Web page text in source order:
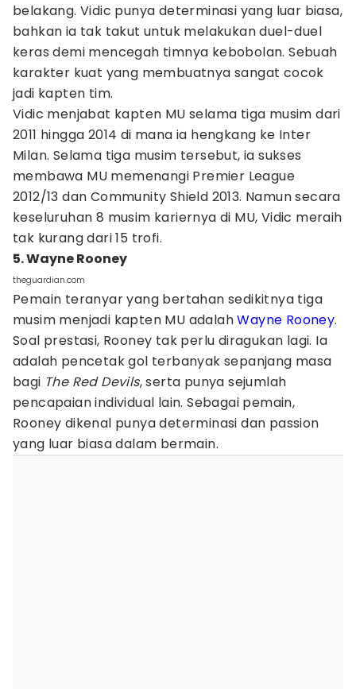
belakang. Vidic punya determinasi yang luar biasa,
bahkan ia tak takut untuk melakukan duel-duel
keras demi mencegah timnya kebobolan. Sebuah
karakter kuat yang membuatnya sangat cocok
jadi kapten tim.
Vidic menjabat kapten MU selama tiga musim dari
2011 hingga 2014 di mana ia hengkang ke Inter
Milan. Selama tiga musim tersebut, ia sukses
membawa MU memenangi Premier League
2012/13 dan Community Shield 2013. Namun secara
keseluruhan 8 musim kariernya di MU, Vidic meraih
tak kurang dari 15 trofi.
5. Wayne Rooney
theguardian.com
Pemain teranyar yang bertahan sedikitnya tiga
musim menjadi kapten MU adalahWayne Rooney.
Soal prestasi, Rooney tak perlu diragukan lagi. Ia
adalah pencetak gol terbanyak sepanjang masa
bagi The Red Devils, serta punya sejumlah
pencapaian individual lain. Sebagai pemain,
Rooney dikenal punya determinasi dan passion
yang luar biasa dalam bermain.